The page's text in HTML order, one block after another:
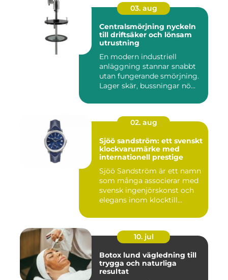
03. aug
Centralsmörjning nyckeln
till driftsäker och lönsam
utrustning
En modern industriell
anläggning stannar snabbt
utan fungerande smörjning.
Lager skär, bussningar nö...
02. aug
Sjöö sandström: ett svenskt
klockvarumärke med
internationell prestige
Sjöö Sandström är ett namn
som många associerar med
svensk ingenjörskonst och
elegans inom klocktill...
10. jul
Botox lund vägledning till
trygga och naturliga
resultat